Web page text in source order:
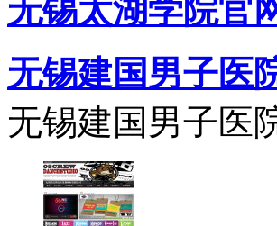
无锡太湖学院官
无锡建国男子医
无锡建国男子医